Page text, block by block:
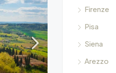
Firenze
Pisa
Siena
Arezzo